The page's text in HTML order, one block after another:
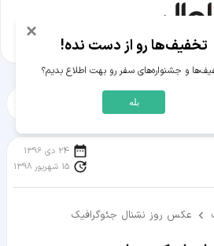
شهرگردی
24 دی 1396
15 شهریور 1398
عکس روز نشنال جئوگرافیک
×
تخفیف‌ها رو از دست نده!
و جشنواره‌های سفر رو بهت اطلاع بدیم؟
بله